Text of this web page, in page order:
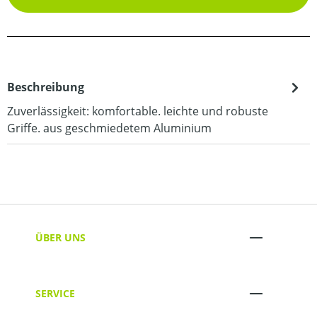
Beschreibung
Zuverlässigkeit: komfortable. leichte und robuste
Griffe. aus geschmiedetem Aluminium
ÜBER UNS
SERVICE